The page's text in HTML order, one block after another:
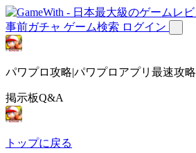
事前ガチャ ゲーム検索 ログイン
パワプロ攻略|パワプロアプリ最速攻略
掲示板Q&A
トップに戻る